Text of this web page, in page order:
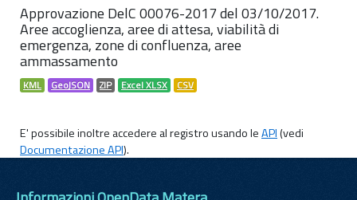
Approvazione DelC 00076-2017 del 03/10/2017.
Aree accoglienza, aree di attesa, viabilità di
emergenza, zone di confluenza, aree
ammassamento
KML GeoJSON ZIP Excel XLSX CSV
E' possibile inoltre accedere al registro usando leAPI(vedi
Documentazione API).